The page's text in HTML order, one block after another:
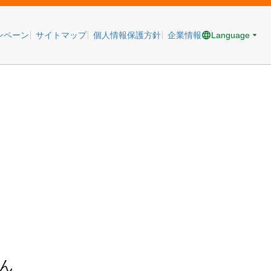
ペーン サイトマップ 個人情報保護方針 企業情報 Language